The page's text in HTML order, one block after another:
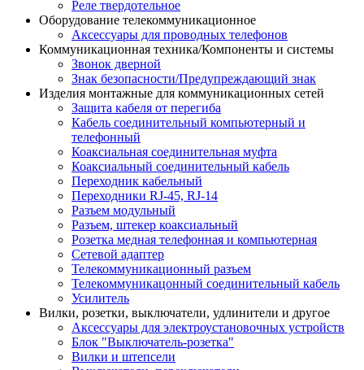
Реле твердотельное
Оборудование телекоммуникационное
Аксессуары для проводных телефонов
Коммуникационная техника/Компоненты и системы
Звонок дверной
Знак безопасности/Предупреждающий знак
Изделия монтажные для коммуникационных сетей
Защита кабеля от перегиба
Кабель соединительный компьютерный и
телефонный
Коаксиальная соединительная муфта
Коаксиальный соединительный кабель
Переходник кабельный
Переходники RJ-45, RJ-14
Разъем модульный
Разъем, штекер коаксиальный
Розетка медная телефонная и компьютерная
Сетевой адаптер
Телекоммуникационный разъем
Телекоммуникацонный соединительный кабель
Усилитель
Вилки, розетки, выключатели, удлинители и другое
Аксессуары для электроустановочных устройств
Блок "Выключатель-розетка"
Вилки и штепсели